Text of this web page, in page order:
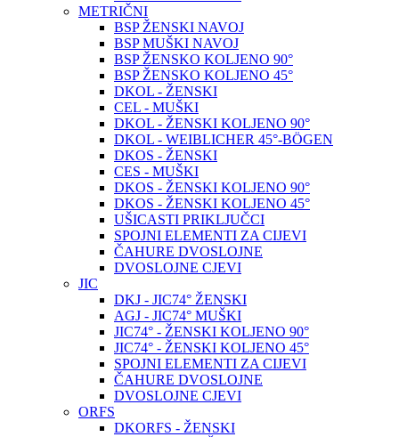
METRIČNI
BSP ŽENSKI NAVOJ
BSP MUŠKI NAVOJ
BSP ŽENSKO KOLJENO 90°
BSP ŽENSKO KOLJENO 45°
DKOL - ŽENSKI
CEL - MUŠKI
DKOL - ŽENSKI KOLJENO 90°
DKOL - WEIBLICHER 45°-BÖGEN
DKOS - ŽENSKI
CES - MUŠKI
DKOS - ŽENSKI KOLJENO 90°
DKOS - ŽENSKI KOLJENO 45°
UŠICASTI PRIKLJUČCI
SPOJNI ELEMENTI ZA CIJEVI
ČAHURE DVOSLOJNE
DVOSLOJNE CJEVI
JIC
DKJ - JIC74° ŽENSKI
AGJ - JIC74° MUŠKI
JIC74° - ŽENSKI KOLJENO 90°
JIC74° - ŽENSKI KOLJENO 45°
SPOJNI ELEMENTI ZA CIJEVI
ČAHURE DVOSLOJNE
DVOSLOJNE CJEVI
ORFS
DKORFS - ŽENSKI